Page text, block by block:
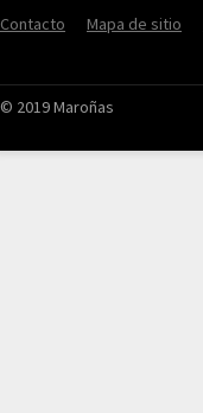
Contacto Mapa de sitio
© 2019 Maroñas